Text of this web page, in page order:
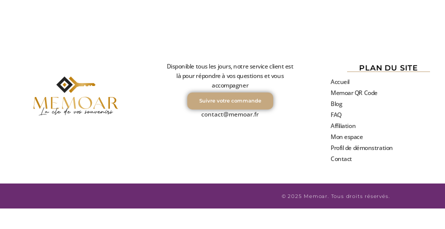
Disponible tous les jours, notre service client est
là pour répondre à vos questions et vous
accompagner
Suivre votre commande
contact@memoar.fr
PLAN DU SITE
Accueil
Memoar QR Code
Blog
FAQ
Affiliation
Mon espace
Profil de démonstration
Contact
© 2025 Memoar. Tous droits réservés.